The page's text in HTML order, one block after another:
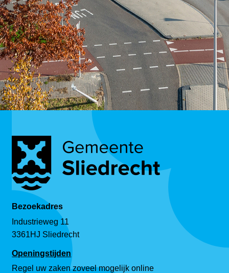
Bezoekadres
Industrieweg 11
3361HJ Sliedrecht
Openingstijden
Regel uw zaken zoveel mogelijk online